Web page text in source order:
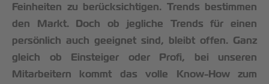
Feinheiten zu berücksichtigen. Trends bestimmen
den Markt. Doch ob jegliche Trends für einen
persönlich auch geeignet sind, bleibt offen. Ganz
gleich ob Einsteiger oder Profi, bei unseren
Mitarbeitern kommt das volle Know-How zum